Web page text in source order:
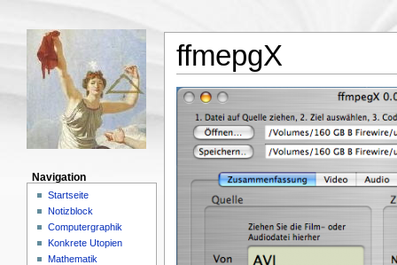
ffmepgX
Navigation
Startseite
Notizblock
Computergraphik
Konkrete Utopien
Mathematik